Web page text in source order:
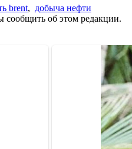
brent, добыча нефти
сообщить об этом редакции.